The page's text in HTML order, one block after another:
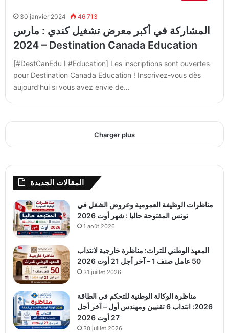
30 janvier 2024 46 713
المشاركة في أكبر معرض تشغيل كندي : مارس
2024 – Destination Canada Education
[#DestCanEdu I #Education] Les inscriptions sont ouvertes
pour Destination Canada Education ! Inscrivez-vous dès
aujourd’hui si vous avez envie de…
Charger plus
المقالات الجديدة
مناظرات الوظيفة العمومية وعروض الشغل في
تونس المفتوحة حاليا : شهر أوت 2026
1 août 2026
المعهد الوطني للتراث: مناظرة خارجية لانتداب
50 عامل صنف 1 – آخر أجل 21 أوت 2026
31 juillet 2026
مناظرة الوكالة الوطنية للتحكم في الطاقة
2026: انتداب 6 تقنيين ومهندس أول – آخر أجل
27 أوت 2026
30 juillet 2026